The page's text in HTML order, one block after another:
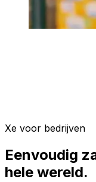
Xe voor bedrijven
Eenvoudig
hele wereld.